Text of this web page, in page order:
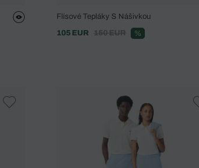
Flísové Tepláky S Nášivkou
105 EUR
150 EUR %